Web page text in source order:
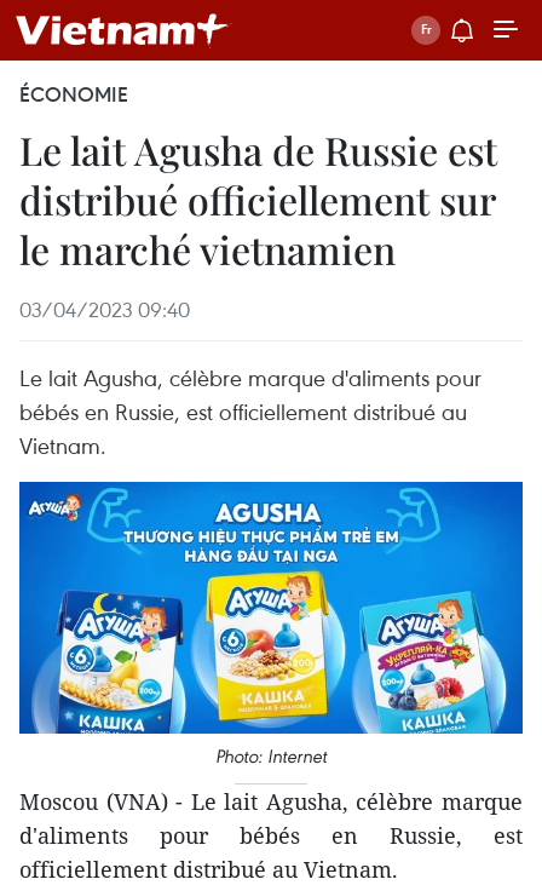
ÉCONOMIE
Le lait Agusha de Russie est
distribué officiellement sur
le marché vietnamien
03/04/2023 09:40
Le lait Agusha, célèbre marque d'aliments pour
bébés en Russie, est officiellement distribué au
Vietnam.
Photo: Internet
Moscou (VNA) - Le lait Agusha, célèbre marque
d'aliments pour bébés en Russie, est
officiellement distribué au Vietnam.